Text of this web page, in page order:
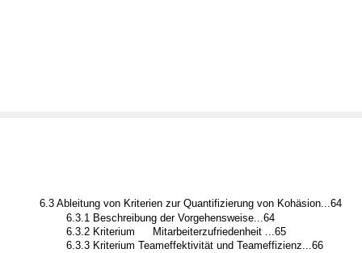
6.3 Ableitung von Kriterien zur Quantifizierung von Kohäsion...64
6.3.1 Beschreibung der Vorgehensweise...64
6.3.2 Kriterium
Mitarbeiterzufriedenheit ...65
6.3.3 Kriterium Teameffektivität und Teameffizienz...66